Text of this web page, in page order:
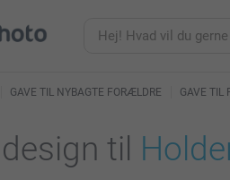
GAVE TIL NYBAGTE FORÆLDRE GAVE TIL
til